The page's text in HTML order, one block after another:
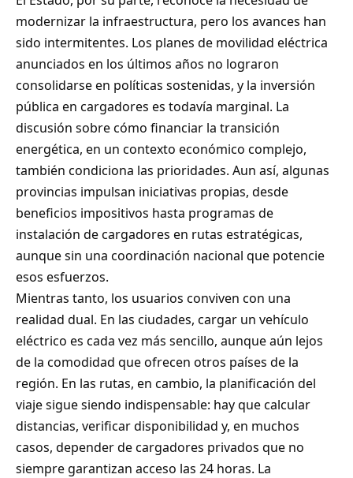
modernizar la infraestructura, pero los avances han
sido intermitentes. Los planes de movilidad eléctrica
anunciados en los últimos años no lograron
consolidarse en políticas sostenidas, y la inversión
pública en cargadores es todavía marginal. La
discusión sobre cómo financiar la transición
energética, en un contexto económico complejo,
también condiciona las prioridades. Aun así, algunas
provincias impulsan iniciativas propias, desde
beneficios impositivos hasta programas de
instalación de cargadores en rutas estratégicas,
aunque sin una coordinación nacional que potencie
esos esfuerzos.
Mientras tanto, los usuarios conviven con una
realidad dual. En las ciudades, cargar un vehículo
eléctrico es cada vez más sencillo, aunque aún lejos
de la comodidad que ofrecen otros países de la
región. En las rutas, en cambio, la planificación del
viaje sigue siendo indispensable: hay que calcular
distancias, verificar disponibilidad y, en muchos
casos, depender de cargadores privados que no
siempre garantizan acceso las 24 horas. La